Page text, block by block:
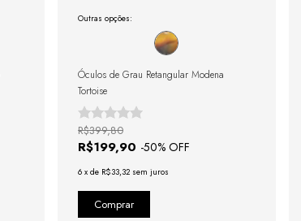
Outras opções:
Óculos de Grau Retangular Modena
Tortoise
R$199,90 -50% OFF
R$399,80
6 x de R$33,32 sem juros